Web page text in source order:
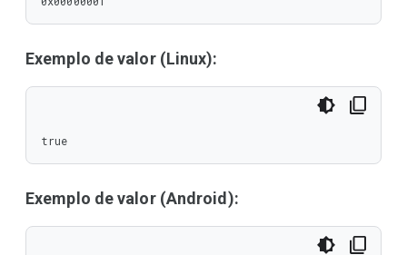
Exemplo de valor (Linux):
true
Exemplo de valor (Android):